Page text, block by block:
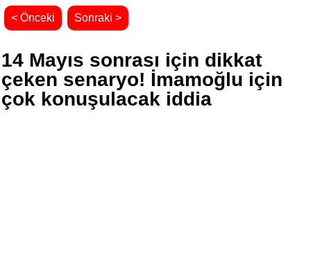
< Önceki Sonraki >
14 Mayıs sonrası için dikkat
çeken senaryo! İmamoğlu için
çok konuşulacak iddia